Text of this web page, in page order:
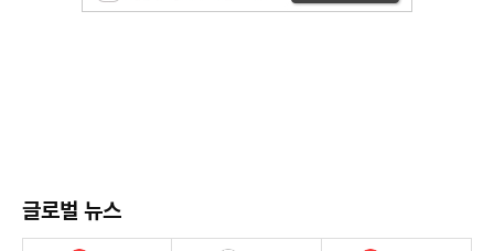
글로벌 뉴스